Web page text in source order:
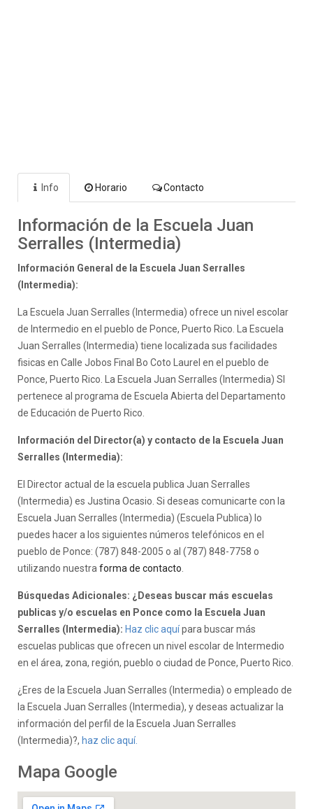
Info Horario Contacto
Información de la Escuela Juan
Serralles (Intermedia)
Información General de la Escuela Juan Serralles
(Intermedia):
La Escuela Juan Serralles (Intermedia) ofrece un nivel escolar
de Intermedio en el pueblo de Ponce, Puerto Rico. La Escuela
Juan Serralles (Intermedia) tiene localizada sus facilidades
fisicas en Calle Jobos Final Bo Coto Laurel en el pueblo de
Ponce, Puerto Rico. La Escuela Juan Serralles (Intermedia) SI
pertenece al programa de Escuela Abierta del Departamento
de Educación de Puerto Rico.
Información del Director(a) y contacto de la Escuela Juan
Serralles (Intermedia):
El Director actual de la escuela publica Juan Serralles
(Intermedia) es Justina Ocasio. Si deseas comunicarte con la
Escuela Juan Serralles (Intermedia) (Escuela Publica) lo
puedes hacer a los siguientes números telefónicos en el
pueblo de Ponce: (787) 848-2005 o al (787) 848-7758 o
utilizando nuestra forma de contacto
Búsquedas Adicionales: ¿Deseas buscar más escuelas
publicas y/o escuelas en Ponce como la Escuela Juan
Serralles (Intermedia): Haz clic aquípara buscar más
escuelas publicas que ofrecen un nivel escolar de Intermedio
en el área, zona, región, pueblo o ciudad de Ponce, Puerto Rico.
¿Eres de la Escuela Juan Serralles (Intermedia) o empleado de
la Escuela Juan Serralles (Intermedia), y deseas actualizar la
información del perfil de la Escuela Juan Serralles
(Intermedia)?, haz clic aquí.
Mapa Google